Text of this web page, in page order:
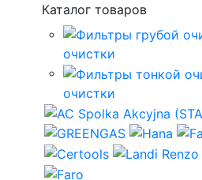
Каталог товаров
очистки
очистки